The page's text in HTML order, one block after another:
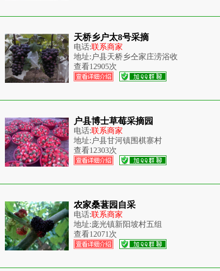
天桥乡户太8号采摘
电话:联系商家
地址: 户县天桥乡仝家庄涝浴收
查看12905次
户县博士草莓采摘园
电话:联系商家
地址: 户县甘河镇围棋寨村
查看12303次
农家桑葚园自采
电话:联系商家
地址:庞光镇新阳坡村五组
查看12071次